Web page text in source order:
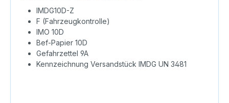
IMDG10D-Z
F (Fahrzeugkontrolle)
IMO 10D
Bef-Papier 10D
Gefahrzettel 9A
Kennzeichnung Versandstück IMDG UN 3481